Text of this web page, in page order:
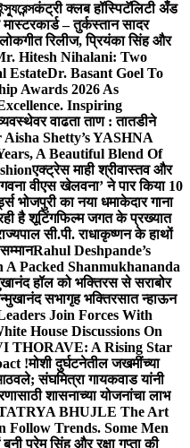
कंट्री क्लब हॉस्पिटॅलिटी अँड
– तुर्कस्तान सादर
रिलीज, प्रियंका सिंह और
Hitesh Nihalani: Two
EstateDr. Basant Goel To
Awards 2026 As
Inspiring
वाढता ताण : तातडीने
Aisha Shetty’s YASHNA
A Beautiful Blend Of
एक्ट्रेस माही श्रीवास्तव और
वीएस खेलवना’ ने पार किया 10
भोजपुरी का नया धमाकेदार गाना
है शूटिंगफिल्म जगत के प्रख्यात
सी.पी. राधाकृष्णन के हाथों
Rahul Deshpande’s
Packed Shanmukhananda
हॉल को भक्तिरस से सराबोर
सभागृह भक्तिरसात न्हाऊन
Join Forces With
House Discussions On
THORAVE: A Rising Star
!मोशी दुर्घटनेतील जखमींच्या
संघमित्रा गायकवाड यांनी
शासनाच्या योजनांचा लाभ
BHUJLE The Art
Follow Trends. Some Men
प्रेम सिंह और रक्षा गुप्ता की